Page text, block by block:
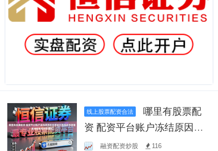
线上股票配资合法
哪里有股票配
资 配资平台账户冻结原因在
全球成长股市场的净值波动
融资配资炒股 116